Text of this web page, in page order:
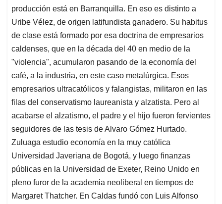
producción está en Barranquilla. En eso es distinto a
Uribe Vélez, de origen latifundista ganadero. Su habitus
de clase está formado por esa doctrina de empresarios
caldenses, que en la década del 40 en medio de la
"violencia", acumularon pasando de la economía del
café, a la industria, en este caso metalúrgica. Esos
empresarios ultracatólicos y falangistas, militaron en las
filas del conservatismo laureanista y alzatista. Pero al
acabarse el alzatismo, el padre y el hijo fueron fervientes
seguidores de las tesis de Alvaro Gómez Hurtado.
Zuluaga estudio economía en la muy católica
Universidad Javeriana de Bogotá, y luego finanzas
públicas en la Universidad de Exeter, Reino Unido en
pleno furor de la academia neoliberal en tiempos de
Margaret Thatcher. En Caldas fundó con Luis Alfonso